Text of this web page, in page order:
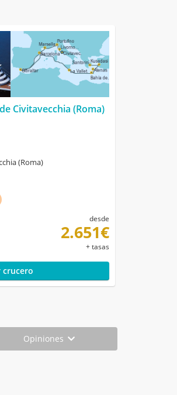
Civitavecchia (Roma)
(Roma)
desde
2.651€
+ tasas
crucero
Opiniones